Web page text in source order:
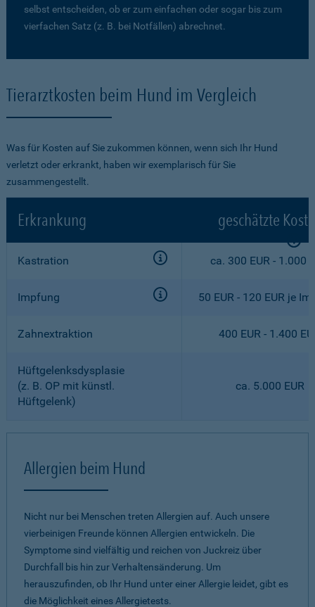
selbst entscheiden, ob er zum einfachen oder sogar bis zum
vierfachen Satz (z. B. bei Notfällen) abrechnet.
Tierarztkosten beim Hund im Vergleich
Was für Kosten auf Sie zukommen können, wenn sich Ihr Hund
verletzt oder erkrankt, haben wir exemplarisch für Sie
zusammengestellt.
Erkrankung geschätzte
Kastration ca. 300 EUR - 1.000
Impfung 50 EUR - 120 EUR je
Zahnextraktion 400 EUR - 1.400
Hüftgelenksdysplasie
(z. B. OP mit künstl.
Hüftgelenk)
ca. 5.000 EUR
Allergien beim Hund
Nicht nur bei Menschen treten Allergien auf. Auch unsere
vierbeinigen Freunde können Allergien entwickeln. Die
Symptome sind vielfältig und reichen von Juckreiz über
Durchfall bis hin zur Verhaltensänderung. Um
herauszufinden, ob Ihr Hund unter einer Allergie leidet, gibt es
die Möglichkeit eines Allergietests.